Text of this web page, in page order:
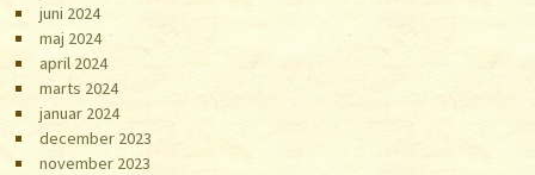
juni 2024
maj 2024
april 2024
marts 2024
januar 2024
december 2023
november 2023